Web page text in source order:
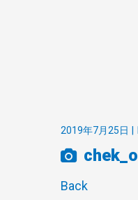
2019年7月25日
chek_o
Back